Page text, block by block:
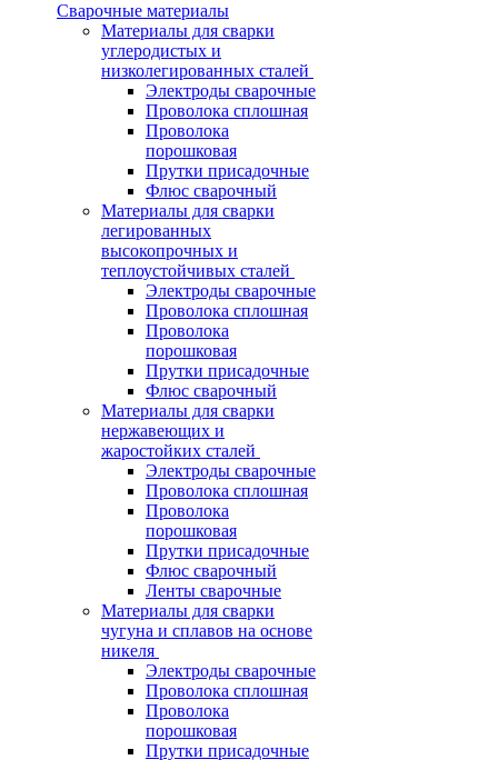
Сварочные материалы
Материалы для сварки
углеродистых и
низколегированных сталей
Электроды сварочные
Проволока сплошная
Проволока
порошковая
Прутки присадочные
Флюс сварочный
Материалы для сварки
легированных
высокопрочных и
теплоустойчивых сталей
Электроды сварочные
Проволока сплошная
Проволока
порошковая
Прутки присадочные
Флюс сварочный
Материалы для сварки
нержавеющих и
жаростойких сталей
Электроды сварочные
Проволока сплошная
Проволока
порошковая
Прутки присадочные
Флюс сварочный
Ленты сварочные
Материалы для сварки
чугуна и сплавов на основе
никеля
Электроды сварочные
Проволока сплошная
Проволока
порошковая
Прутки присадочные